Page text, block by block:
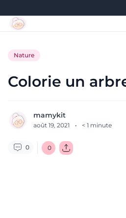
Nature
Colorie un
mamykit
août 19, 2021 · < 1 minute
0 0